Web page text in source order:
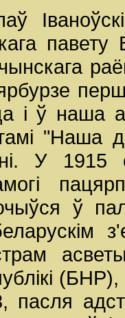
павету
і ў наша
"Наша
У 1915
ў
пасля